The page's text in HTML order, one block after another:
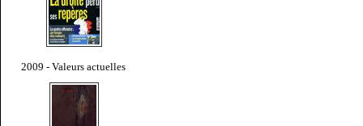
2009 - Valeurs actuelles